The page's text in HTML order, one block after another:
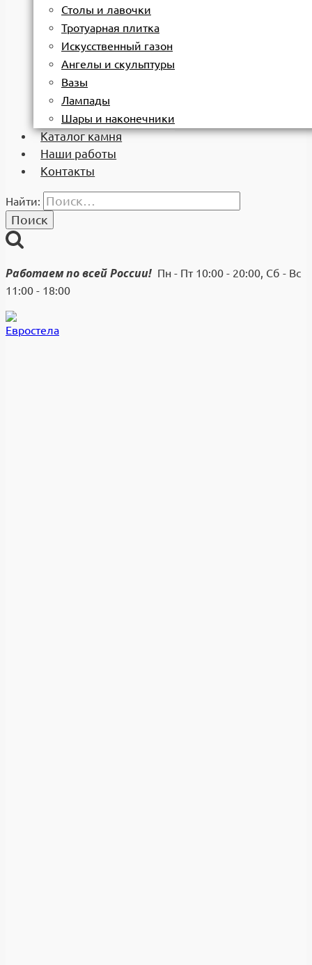
Столы и лавочки
Тротуарная плитка
Искусственный газон
Ангелы и скульптуры
Вазы
Лампады
Шары и наконечники
Каталог камня
Наши работы
Контакты
Найти:
Работаем по всей России! Пн - Пт 10:00 - 20:00, Сб - Вс
11:00 - 18:00